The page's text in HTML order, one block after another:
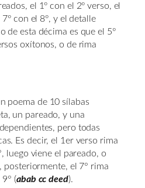
el 1º con el 2º verso, el
con el 8º, y el detalle
de esta décima es que el 5º
oxítonos, o de rima
poema de 10 sílabas
un pareado, y una
pero todas
Es decir, el 1er verso rima
luego viene el pareado, o
posteriormente, el 7° rima
(abab cc deed).